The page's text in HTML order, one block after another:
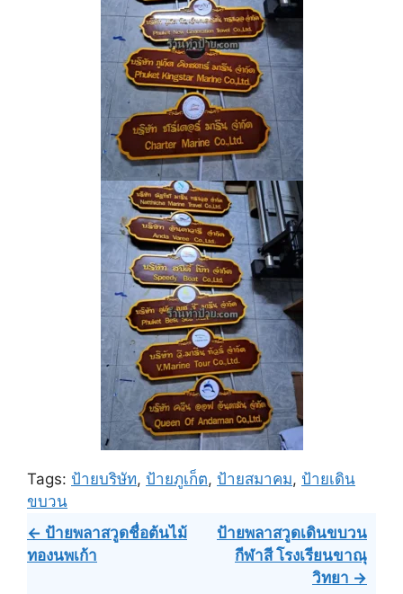
Tags: ป้ายบริษัท, ป้ายภูเก็ต, ป้ายสมาคม, ป้ายเดิน
ขบวน
Post
navigation
← ป้ายพลาสวูดชื่อต้นไม้
ทองนพเก้า
ป้ายพลาสวูดเดินขบวน
กีฬาสี โรงเรียนขาณุ
วิทยา →